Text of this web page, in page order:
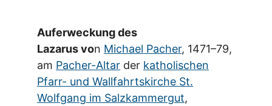
Auferweckung des
Lazarus von Michael Pacher, 1471–79,
am Pacher-Altar der katholischen
Pfarr- und Wallfahrtskirche St.
Wolfgang im Salzkammergut,